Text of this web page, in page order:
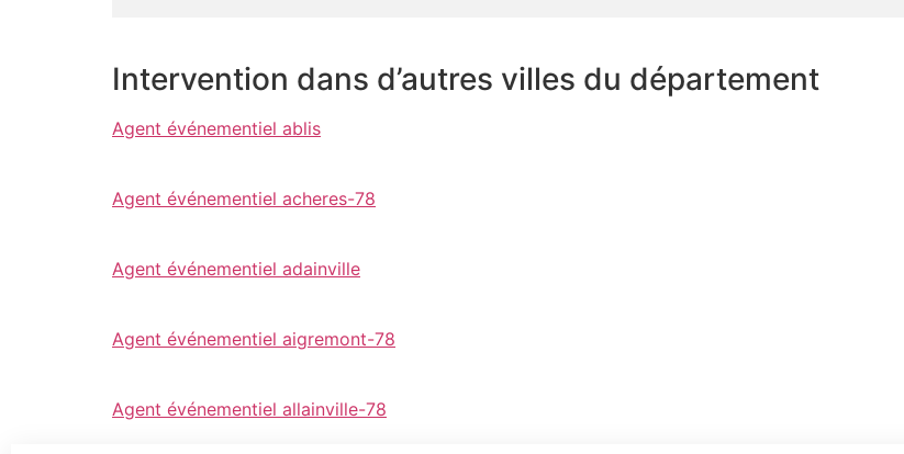
Intervention dans d’autres villes du département
Agent événementiel ablis
Agent événementiel acheres-78
Agent événementiel adainville
Agent événementiel aigremont-78
Agent événementiel allainville-78